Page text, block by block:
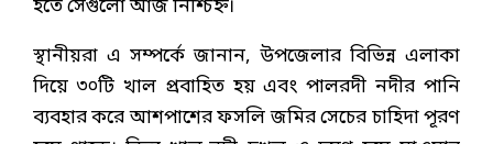
হতে সেগুলো আজ নিশ্চিহ্ন।
স্থানীয়রা এ সম্পর্কে জানান, উপজেলার বিভিন্ন এলাকা
দিয়ে ৩০টি খাল প্রবাহিত হয় এবং পালরদী নদীর পানি
ব্যবহার করে আশপাশের ফসলি জমির সেচের চাহিদা পূরণ